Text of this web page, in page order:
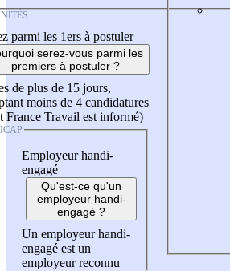
parmi les 1ers à postuler
serez-vous parmi les
premiers à postuler ?
de plus de 15 jours,
moins de 4 candidatures
France Travail est informé)
Employeur handi-
engagé
Qu'est-ce qu'un
employeur handi-
engagé ?
Un employeur handi-
engagé est un
employeur reconnu